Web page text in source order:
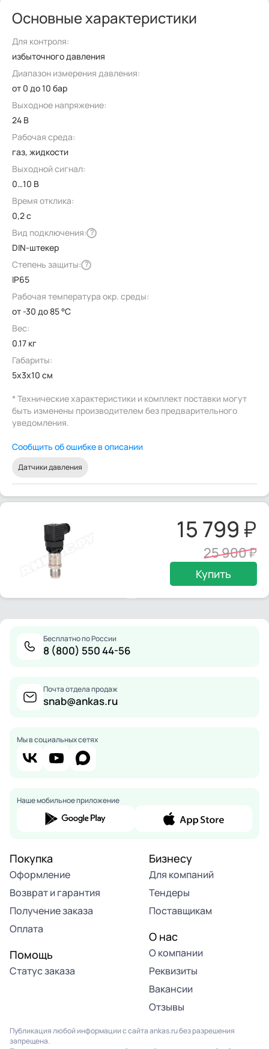
Основные характеристики
Для контроля:
избыточного давления
Диапазон измерения давления:
от 0 до 10 бар
Выходное напряжение:
24 В
Рабочая среда:
газ, жидкости
Выходной сигнал:
0…10 В
Время отклика:
0,2 с
Вид подключения: ?
DIN-штекер
Степень защиты: ?
IP65
Рабочая температура окр. среды:
от -30 до 85 °C
Вес:
0.17 кг
Габариты:
5x3x10 см
* Технические характеристики и комплект поставки могут
быть изменены производителем без предварительного
уведомления.
Сообщить об ошибке в описании
Датчики давления
15 799
25 900
Купить
Бесплатно по России
8 (800) 550 44-56
Почта отдела продаж
snab@ankas.ru
Мы в социальных сетях
Наше мобильное приложение
Покупка
Оформление
Возврат и гарантия
Получение заказа
Оплата
Помощь
Статус заказа
Бизнесу
Для компаний
Тендеры
Поставщикам
О нас
О компании
Реквизиты
Вакансии
Отзывы
Публикация любой информации с сайта ankas.ru без разрешения
запрещена.